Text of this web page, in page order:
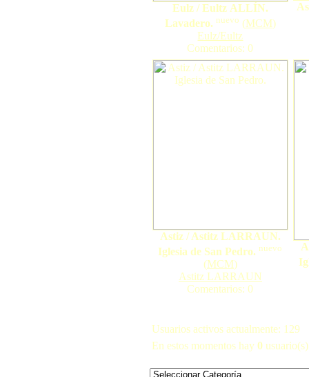
Eulz / Eultz ALLÍN.
Lavadero. nuevo (MCM)
Eulz/Eultz
Comentarios: 0
Astiz / Astitz LARRAUN.
Iglesia de San Pedro. nuevo
(MCM)
Astitz LARRAUN
Comentarios: 0
Usuarios activos actualmente: 129
En estos momentos hay 0